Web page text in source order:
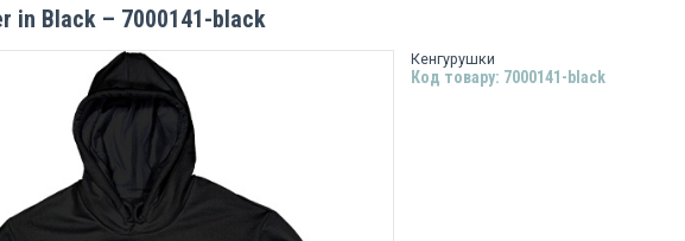
in Black – 7000141-black
Кенгурушки
Код товару: 7000141-black